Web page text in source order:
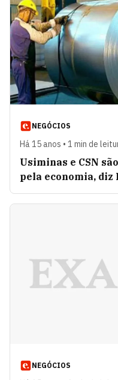
NEGÓCIOS
Há 15 anos • 1 min de
Usiminas e CSN
pela economia, diz
NEGÓCIOS